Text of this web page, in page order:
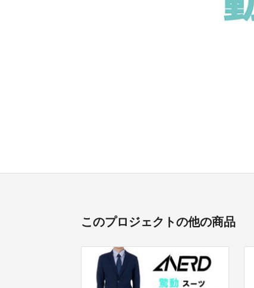
このプロジェクトの他の商品